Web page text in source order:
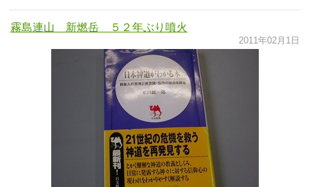
霧島連山 新燃岳 ５２年ぶり噴火
2011年02月1日